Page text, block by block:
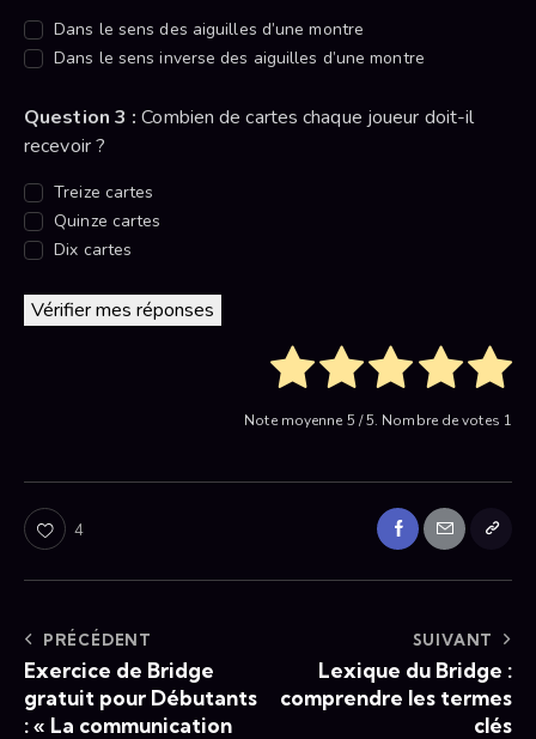
Dans le sens des aiguilles d’une montre
Dans le sens inverse des aiguilles d’une montre
Question 3 : Combien de cartes chaque joueur doit-il
recevoir ?
Treize cartes
Quinze cartes
Dix cartes
Vérifier mes réponses
Note moyenne 5 / 5. Nombre de votes 1
4
PRÉCÉDENT
Exercice de Bridge
gratuit pour Débutants
: « La communication
SUIVANT
Lexique du Bridge :
comprendre les termes
clés